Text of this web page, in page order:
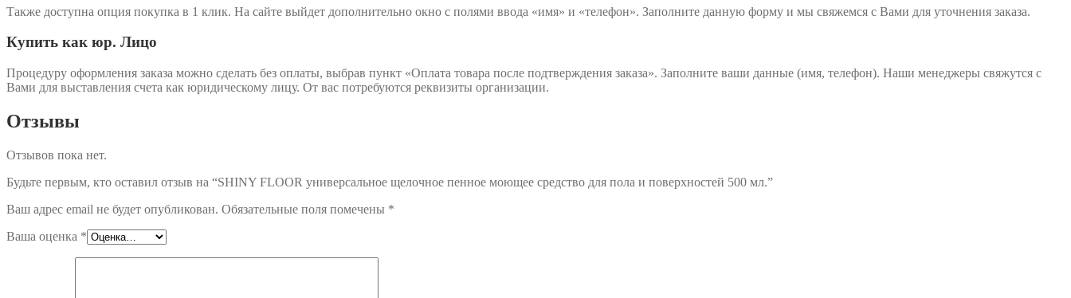
Также доступна опция покупка в 1 клик. На сайте выйдет дополнительно окно с полями ввода «имя» и «телефон». Заполните данную форму и мы свяжемся с Вами для уточнения заказа.
Купить как юр. Лицо
Процедуру оформления заказа можно сделать без оплаты, выбрав пункт «Оплата товара после подтверждения заказа». Заполните ваши данные (имя, телефон). Наши менеджеры свяжутся с
Вами для выставления счета как юридическому лицу. От вас потребуются реквизиты организации.
Отзывы
Отзывов пока нет.
Будьте первым, кто оставил отзыв на “SHINY FLOOR универсальное щелочное пенное моющее средство для пола и поверхностей 500 мл.”
Ваш адрес email не будет опубликован. Обязательные поля помечены *
Ваша оценка *